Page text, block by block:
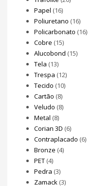
Papel (16)
Poliuretano (16)
Policarbonato (16)
Cobre (15)
Alucobond (15)
Tela (13)
Trespa (12)
Tecido (10)
Cartão (8)
Veludo (8)
Metal (8)
Corian 3D (6)
Contraplacado (6)
Bronze (4)
PET (4)
Pedra (3)
Zamack (3)